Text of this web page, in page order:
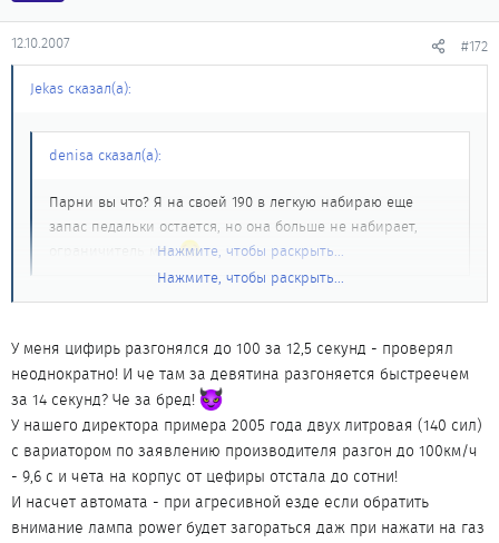
12.10.2007 #172
Jekas сказал(а):
denisa сказал(а):
Парни вы что? Я на своей 190 в легкую набираю еще
запас педальки остается, но она больше не набирает,
ограничитель мля
.
Нажмите, чтобы раскрыть...
Shadow сказал(а):
... на цифире автомат адаптивный и выкручивает мотор
до 6200 - 6300 об/мин легко.Нажмите, чтобы раскрыть...
. На сколько я знаю адаптивный автомат это автомат который
сам подстраивается под стиль езды водителя. Тоесть если ты
активный ездок, то через не которое время автомат будет
переключатся на более высоких оборотах, при одной и тоже
Нажмите, чтобы раскрыть...
У меня цифирь разгонялся до 100 за 12,5 секунд - проверял
неоднократно! И че там за девятина разгоняется быстреечем
за 14 секунд? Че за бред!
У нашего директора примера 2005 года двух литровая (140 сил)
с вариатором по заявлению производителя разгон до 100км/ч
- 9,6 с и чета на корпус от цефиры отстала до сотни!
И насчет автомата - при агресивной езде если обратить
внимание лампа power будет загораться даж при нажати на газ